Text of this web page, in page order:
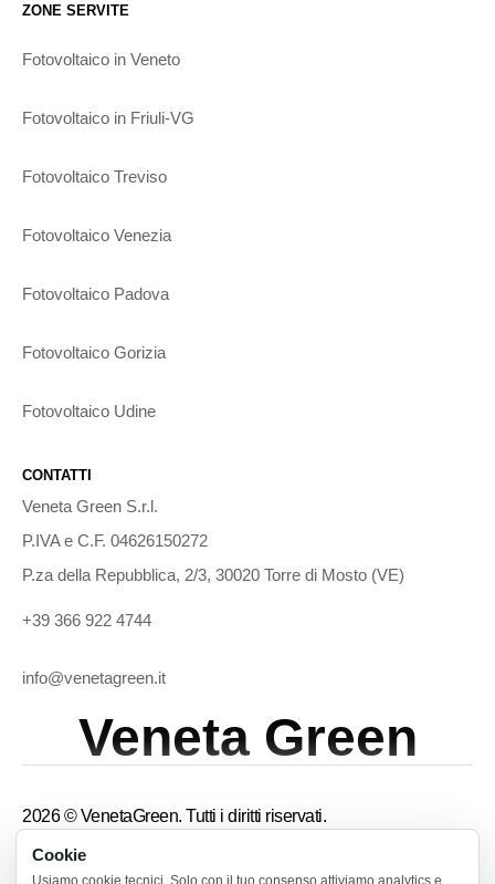
ZONE SERVITE
Fotovoltaico in Veneto
Fotovoltaico in Friuli-VG
Fotovoltaico Treviso
Fotovoltaico Venezia
Fotovoltaico Padova
Fotovoltaico Gorizia
Fotovoltaico Udine
CONTATTI
Veneta Green S.r.l.
P.IVA e C.F. 04626150272
P.za della Repubblica, 2/3, 30020 Torre di Mosto (VE)
+39 366 922 4744
info@venetagreen.it
Veneta Green
2026 © VenetaGreen. Tutti i diritti riservati.
Termini e condizioni
Cookie
Usiamo cookie tecnici. Solo con il tuo consenso attiviamo analytics e